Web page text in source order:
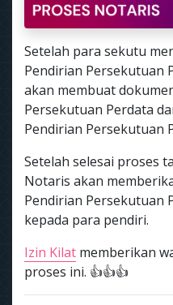
Setelah para sekutu
Pendirian Persekutuan
akan membuat
Persekutuan Perdata
Pendirian Persekutuan
Setelah selesai proses
Notaris akan
Pendirian Persekutuan
kepada para pendiri.
Izin Kilat memberikan
proses ini. 👍👍👍